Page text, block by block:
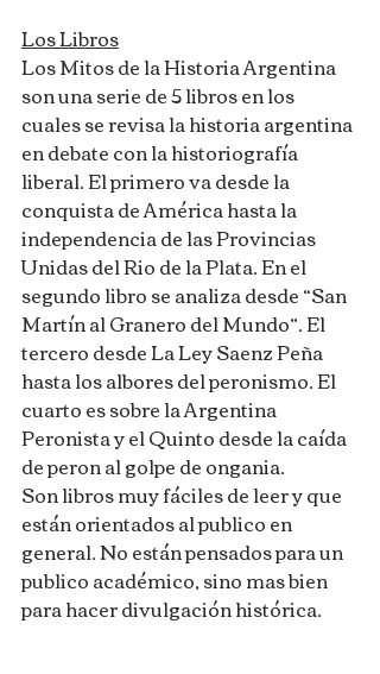
Los Libros
Los Mitos de la Historia Argentina
son una serie de 5 libros en los
cuales se revisa la historia argentina
en debate con la historiografía
liberal. El primero va desde la
conquista de América hasta la
independencia de las Provincias
Unidas del Rio de la Plata. En el
segundo libro se analiza desde “San
Martín al Granero del Mundo”. El
tercero desde La Ley Saenz Peña
hasta los albores del peronismo. El
cuarto es sobre la Argentina
Peronista y el Quinto desde la caída
de peron al golpe de ongania.
Son libros muy fáciles de leer y que
están orientados al publico en
general. No están pensados para un
publico académico, sino mas bien
para hacer divulgación histórica.